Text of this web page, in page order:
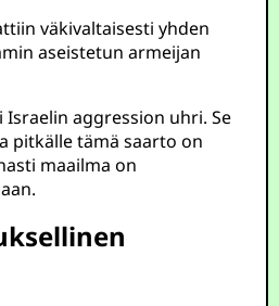
väkivaltaisesti yhden
aseistetun armeijan
Israelin aggression uhri. Se
pitkälle tämä saarto on
maailma on